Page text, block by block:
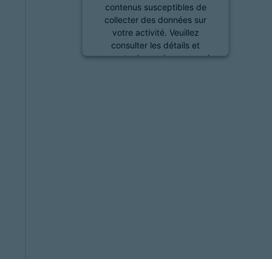
contenus susceptibles de
collecter des données sur
votre activité. Veuillez
consulter les détails et
accepter le service pour voir